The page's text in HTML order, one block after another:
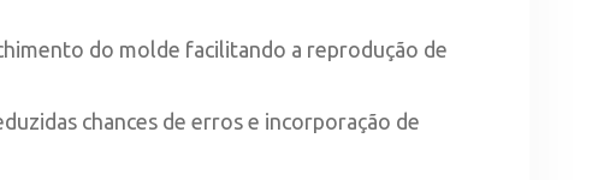
do molde facilitando a reprodução de
chances de erros e incorporação de